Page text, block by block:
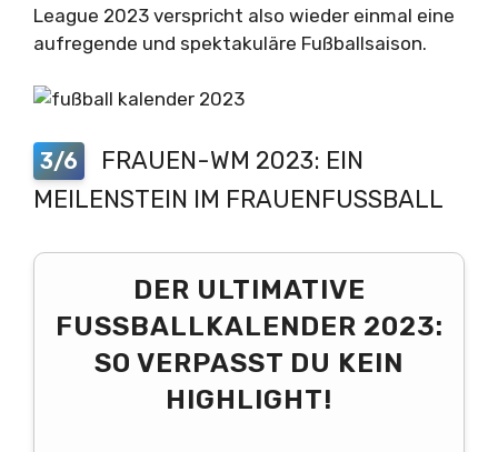
League 2023 verspricht also wieder einmal eine
aufregende und spektakuläre Fußballsaison.
3/6
FRAUEN-WM 2023: EIN
MEILENSTEIN IM FRAUENFUSSBALL
DER ULTIMATIVE
FUSSBALLKALENDER 2023: S
O VERPASST DU KEIN H
IGHLIGHT!